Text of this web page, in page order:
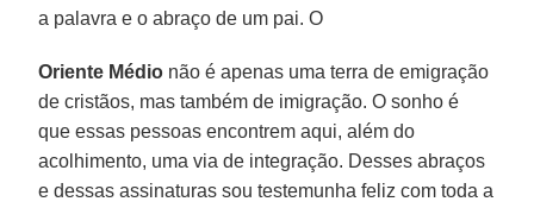
a palavra e o abraço de um pai. O
Oriente Médio não é apenas uma terra de emigração
de cristãos, mas também de imigração. O sonho é
que essas pessoas encontrem aqui, além do
acolhimento, uma via de integração. Desses abraços
e dessas assinaturas sou testemunha feliz com toda a